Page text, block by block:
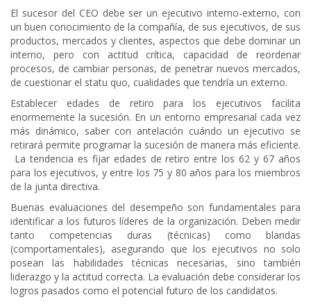
El sucesor del CEO debe ser un ejecutivo interno-externo, con
un buen conocimiento de la compañía, de sus ejecutivos, de sus
productos, mercados y clientes, aspectos que debe dominar un
interno, pero con actitud crítica, capacidad de reordenar
procesos, de cambiar personas, de penetrar nuevos mercados,
de cuestionar el statu quo, cualidades que tendría un externo.
Establecer edades de retiro para los ejecutivos facilita
enormemente la sucesión. En un entorno empresarial cada vez
más dinámico, saber con antelación cuándo un ejecutivo se
retirará permite programar la sucesión de manera más eficiente.
La tendencia es fijar edades de retiro entre los 62 y 67 años
para los ejecutivos, y entre los 75 y 80 años para los miembros
de la junta directiva.
Buenas evaluaciones del desempeño son fundamentales para
identificar a los futuros líderes de la organización. Deben medir
tanto competencias duras (técnicas) como blandas
(comportamentales), asegurando que los ejecutivos no solo
posean las habilidades técnicas necesarias, sino también
liderazgo y la actitud correcta. La evaluación debe considerar los
logros pasados como el potencial futuro de los candidatos.